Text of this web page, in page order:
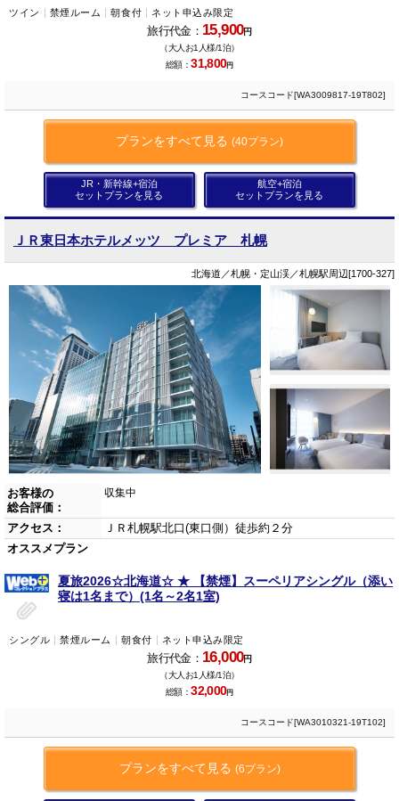
ツイン 禁煙ルーム 朝食付 ネット申込み限定
旅行代金： 15,900円
（大人お1人様/1泊）
総額：31,800円
コースコード[WA3009817-19T802]
プランをすべて見る (40プラン)
JR・新幹線+宿泊
セットプランを見る
航空+宿泊
セットプランを見る
ＪＲ東日本ホテルメッツ プレミア 札幌
北海道／札幌・定山渓／札幌駅周辺[1700-327]
お客様の
総合評価：
収集中
アクセス：
ＪＲ札幌駅北口(東口側）徒歩約２分
オススメプラン
夏旅2026☆北海道☆ ★ 【禁煙】スーペリアシングル（添い
寝は1名まで）(1名～2名1室)
シングル 禁煙ルーム 朝食付 ネット申込み限定
旅行代金： 16,000円
（大人お1人様/1泊）
総額：32,000円
コースコード[WA3010321-19T102]
プランをすべて見る (6プラン)